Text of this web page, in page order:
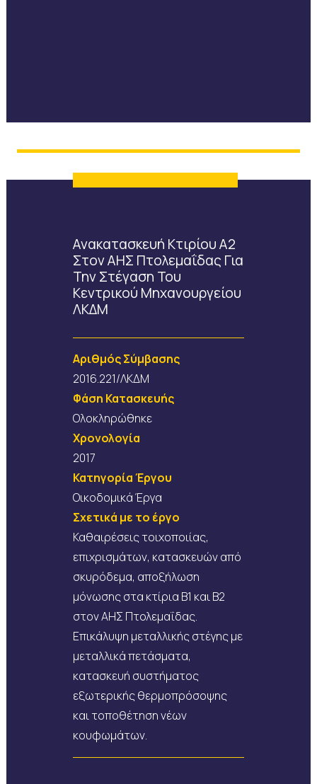
Ανακατασκευή Κτιρίου Α2
Στον ΑΗΣ Πτολεμαΐδας Για
Την Στέγαση Του
Κεντρικού Μηχανουργείου
ΛΚΔΜ
Αριθμός Σύμβασης
2016.221/ΛΚΔΜ
Φάση Κατασκευής
Ολοκληρώθηκε
Χρονολογία
2017
Κατηγορία Έργου
Οικοδομικά Έργα
Σχετικά με το έργο
Καθαιρέσεις τοιχοποιίας,
επιχρισμάτων, κατασκευών από
σκυρόδεμα, αποξήλωση
μόνωσης στα κτίρια Β1 και Β2
στον ΑΗΣ Πτολεμαΐδας.
Επικάλυψη μεταλλικής στέγης με
μεταλλικά πετάσματα,
κατασκευή συστήματος
εξωτερικής θερμοπρόσοψης
και τοποθέτηση νέων
κουφωμάτων.